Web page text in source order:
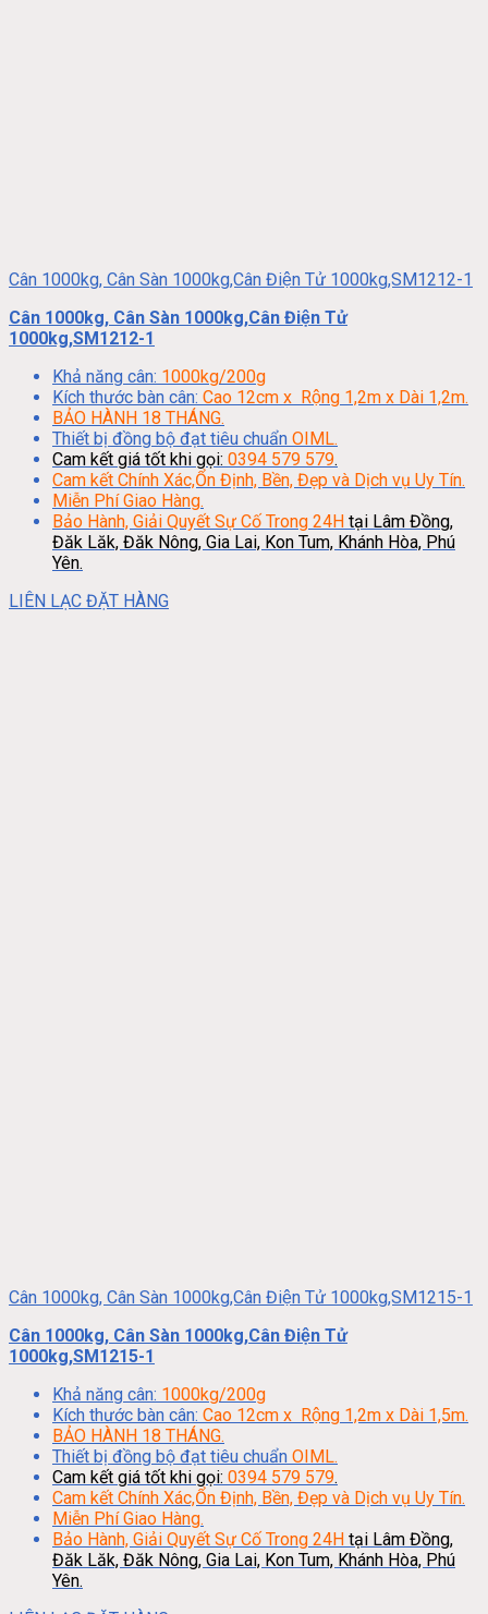
Cân 1000kg, Cân Sàn 1000kg,Cân Điện Tử 1000kg,SM1212-1
Cân 1000kg, Cân Sàn 1000kg,Cân Điện Tử
1000kg,SM1212-1
Khả năng cân: 1000kg/200g
Kích thước bàn cân: Cao 12cm x Rộng 1,2m x Dài 1,2m.
BẢO HÀNH 18 THÁNG.
Thiết bị đồng bộ đạt tiêu chuẩn OIML.
Cam kết giá tốt khi gọi: 0394 579 579.
Cam kết Chính Xác,Ổn Định, Bền, Đẹp và Dịch vụ Uy Tín.
Miễn Phí Giao Hàng.
Bảo Hành, Giải Quyết Sự Cố Trong 24H tại Lâm Đồng,
Đăk Lăk, Đăk Nông, Gia Lai, Kon Tum, Khánh Hòa, Phú
Yên.
LIÊN LẠC ĐẶT HÀNG
Cân 1000kg, Cân Sàn 1000kg,Cân Điện Tử 1000kg,SM1215-1
Cân 1000kg, Cân Sàn 1000kg,Cân Điện Tử
1000kg,SM1215-1
Khả năng cân: 1000kg/200g
Kích thước bàn cân: Cao 12cm x Rộng 1,2m x Dài 1,5m.
BẢO HÀNH 18 THÁNG.
Thiết bị đồng bộ đạt tiêu chuẩn OIML.
Cam kết giá tốt khi gọi: 0394 579 579.
Cam kết Chính Xác,Ổn Định, Bền, Đẹp và Dịch vụ Uy Tín.
Miễn Phí Giao Hàng.
Bảo Hành, Giải Quyết Sự Cố Trong 24H tại Lâm Đồng,
Đăk Lăk, Đăk Nông, Gia Lai, Kon Tum, Khánh Hòa, Phú
Yên.